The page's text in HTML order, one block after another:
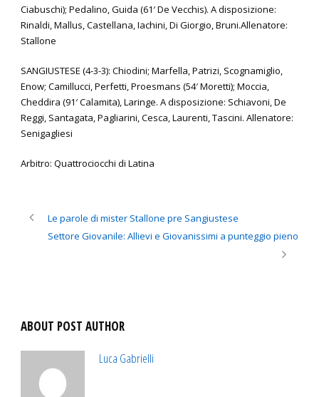
Ciabuschi); Pedalino, Guida (61′ De Vecchis). A disposizione:
Rinaldi, Mallus, Castellana, Iachini, Di Giorgio, Bruni.Allenatore:
Stallone
SANGIUSTESE (4-3-3): Chiodini; Marfella, Patrizi, Scognamiglio,
Enow; Camillucci, Perfetti, Proesmans (54′ Moretti); Moccia,
Cheddira (91′ Calamita), Laringe. A disposizione: Schiavoni, De
Reggi, Santagata, Pagliarini, Cesca, Laurenti, Tascini. Allenatore:
Senigagliesi
Arbitro: Quattrociocchi di Latina
Le parole di mister Stallone pre Sangiustese
Settore Giovanile: Allievi e Giovanissimi a punteggio pieno
ABOUT POST AUTHOR
Luca Gabrielli